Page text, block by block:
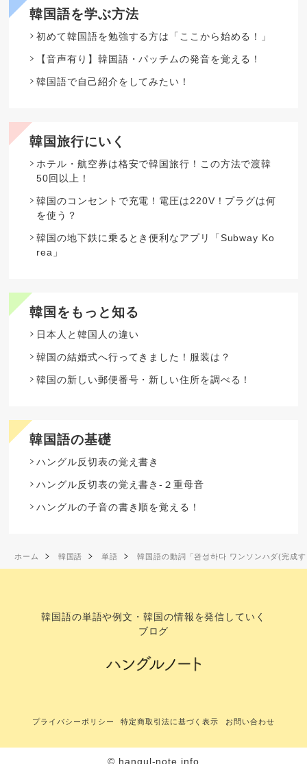
韓国語を学ぶ方法
初めて韓国語を勉強する方は「ここから始める！」
【音声有り】韓国語・パッチムの発音を覚える！
韓国語で自己紹介をしてみたい！
韓国旅行にいく
ホテル・航空券は格安で韓国旅行！この方法で渡韓
50回以上！
韓国のコンセントで充電！電圧は220V！プラグは何
を使う？
韓国の地下鉄に乗るとき便利なアプリ「Subway Ko
rea」
韓国をもっと知る
日本人と韓国人の違い
韓国の結婚式へ行ってきました！服装は？
韓国の新しい郵便番号・新しい住所を調べる！
韓国語の基礎
ハングル反切表の覚え書き
ハングル反切表の覚え書き-２重母音
ハングルの子音の書き順を覚える！
ホーム 韓国語 単語 韓国語の動詞「완성하다 ワンソンハダ(完成
韓国語の単語や例文・韓国の情報を発信していく
ブログ
プライバシーポリシー 特定商取引法に基づく表示 お問い合わせ
© hangul-note.info